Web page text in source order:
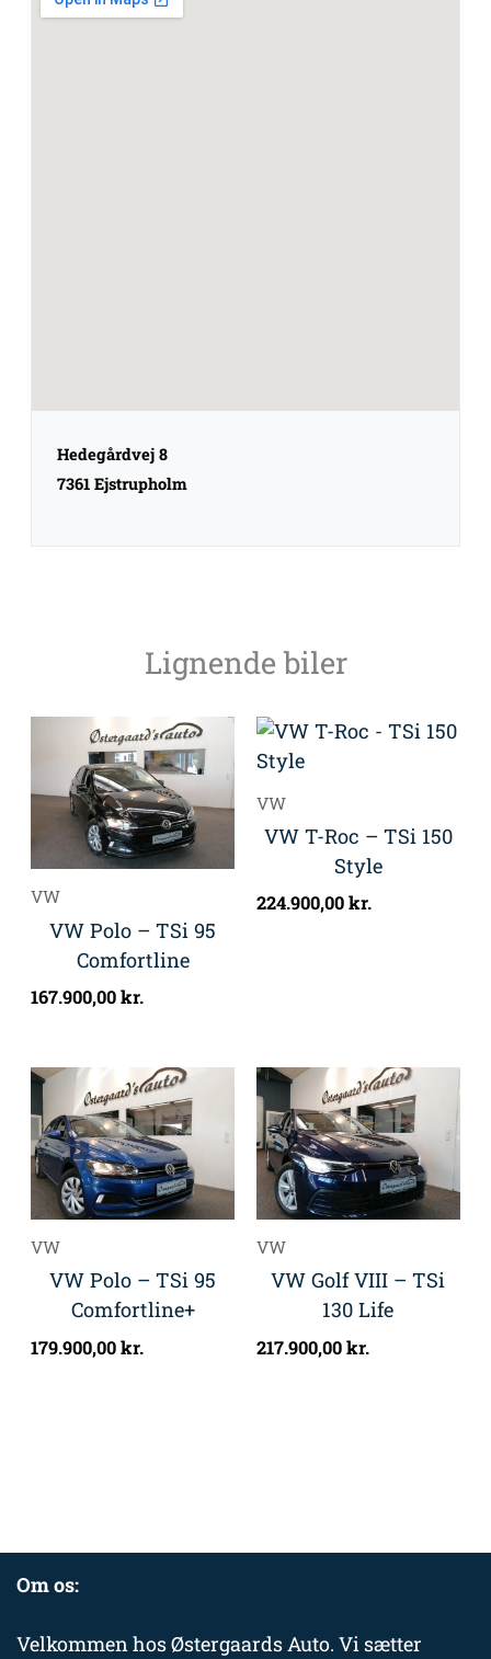
Hedegårdvej 8
7361 Ejstrupholm
Lignende biler
VW
VW Polo – TSi 95
Comfortline
167.900,00kr.
VW
VW T-Roc – TSi 150
Style
224.900,00kr.
VW
VW Polo – TSi 95
Comfortline+
179.900,00kr.
VW
VW Golf VIII – TSi
130 Life
217.900,00kr.
Om os:
Velkommen hos Østergaards Auto. Vi sætter